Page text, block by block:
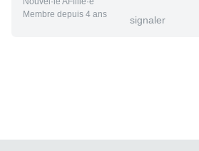
Membre depuis 4 ans
signaler